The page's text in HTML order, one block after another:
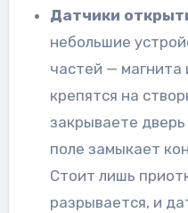
Датчики
небольшие
частей — магнита
крепятся на
закрываете
поле замыкает
Стоит лишь
разрывается, и